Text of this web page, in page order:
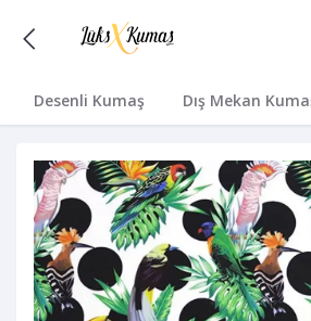
Desenli Kumaş Dış Mekan